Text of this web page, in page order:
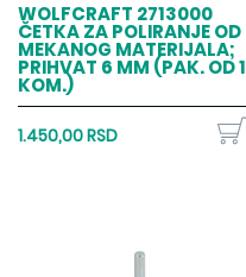
WOLFCRAFT 2713000
ČETKA ZA POLIRANJE OD
MEKANOG MATERIJALA;
PRIHVAT 6 MM (PAK. OD 1
KOM.)
1.450,00 RSD